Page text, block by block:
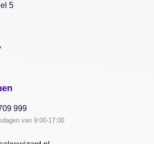
5
999
van 9:00-17:00